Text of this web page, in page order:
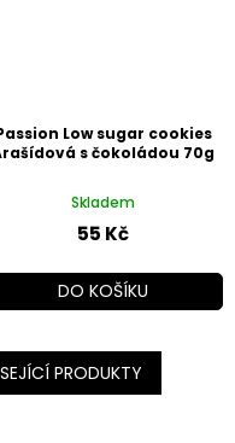
Low sugar cookies
s čokoládou 70g
Skladem
55 Kč
DO KOŠÍKU
PRODUKTY